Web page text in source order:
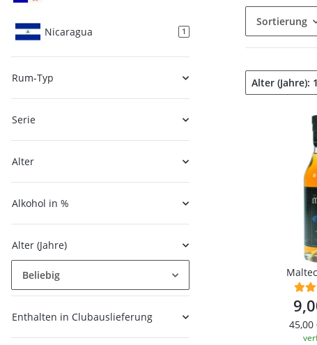
Sortierung
Alter (Jahre):
Nicaragua 1
Rum-Typ
Serie
Alter
Alkohol in %
Alter (Jahre)
Beliebig
Enthalten in Clubauslieferung